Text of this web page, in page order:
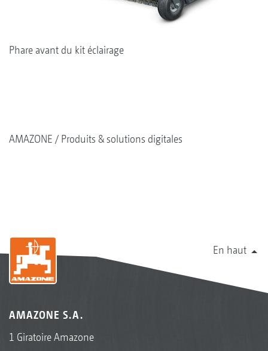
Phare avant du kit éclairage
AMAZONE Produits & solutions digitales
En haut
AMAZONE S.A.
1 Giratoire Amazone